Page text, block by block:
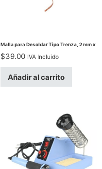
Malla para Desoldar Tipo Trenza, 2 mm x
$39.00 IVA Incluido
Añadir al carrito